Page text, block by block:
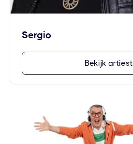
Sergio
Bekijk artiest